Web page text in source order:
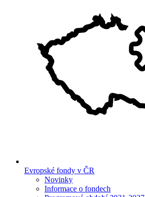
Evropské fondy v ČR
Novinky
Informace o fondech